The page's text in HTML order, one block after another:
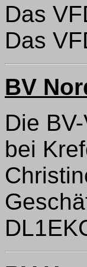
Das
Das
BV
Die
bei